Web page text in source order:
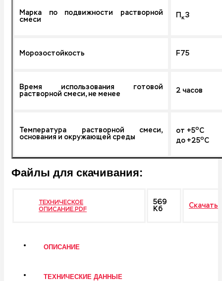
Марка по подвижности растворной
смеси
П к3
Морозостойкость F75
Время использования готовой
растворной смеси, не менее
2 часов
Температура растворной смеси,
основания и окружающей среды
от +5оС
до +25оС
Файлы для скачивания:
ТЕХНИЧЕСКОЕ
ОПИСАНИЕ.PDF
569
Кб
Скачать
ОПИСАНИЕ
ТЕХНИЧЕСКИЕ ДАННЫЕ